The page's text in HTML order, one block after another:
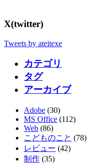
X(twitter)
Tweets by ateitexe
カテゴリ
タグ
アーカイブ
Adobe (30)
MS Office (112)
Web (86)
こどものこと (78)
レビュー (42)
制作 (35)